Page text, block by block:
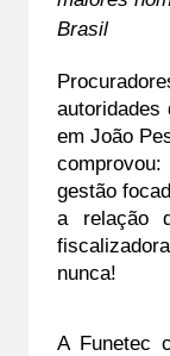
Brasil
autoridades
em João
gestão
a relação
nunca!
A Funetec